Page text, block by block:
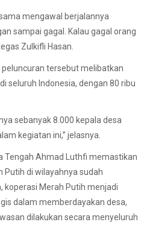
mengawal berjalannya
sampai gagal. Kalau gagal orang
Zulkifli Hasan.
tersebut melibatkan
seluruh Indonesia, dengan 80 ribu
sebanyak 8.000 kepala desa
kegiatan ini,” jelasnya.
Tengah Ahmad Luthfi memastikan
Putih di wilayahnya sudah
koperasi Merah Putih menjadi
dalam memberdayakan desa,
dilakukan secara menyeluruh